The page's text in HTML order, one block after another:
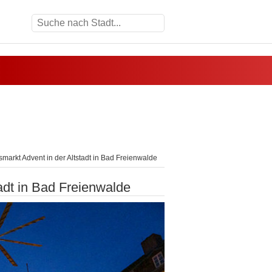
Advent in der Altstadt in Bad Freienwalde
in Bad Freienwalde